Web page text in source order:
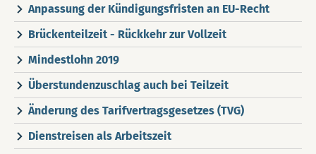
Anpassung der Kündigungsfristen an EU-Recht
Brückenteilzeit - Rückkehr zur Vollzeit
Mindestlohn 2019
Überstundenzuschlag auch bei Teilzeit
Änderung des Tarifvertragsgesetzes (TVG)
Dienstreisen als Arbeitszeit